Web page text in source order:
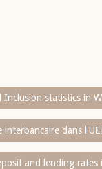
Inclusion statistics in
dans
and lending rates